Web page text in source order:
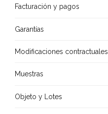
Facturación y pagos
Garantías
Modificaciones contractuales
Muestras
Objeto y Lotes